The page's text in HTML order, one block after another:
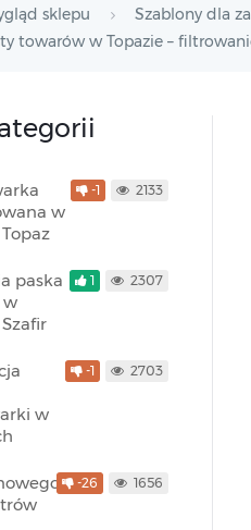
sklepu Szablony dla
towarów w Topazie –
w
-1 2133
paska
w
1 2307
w
-1 2703
-26 1656